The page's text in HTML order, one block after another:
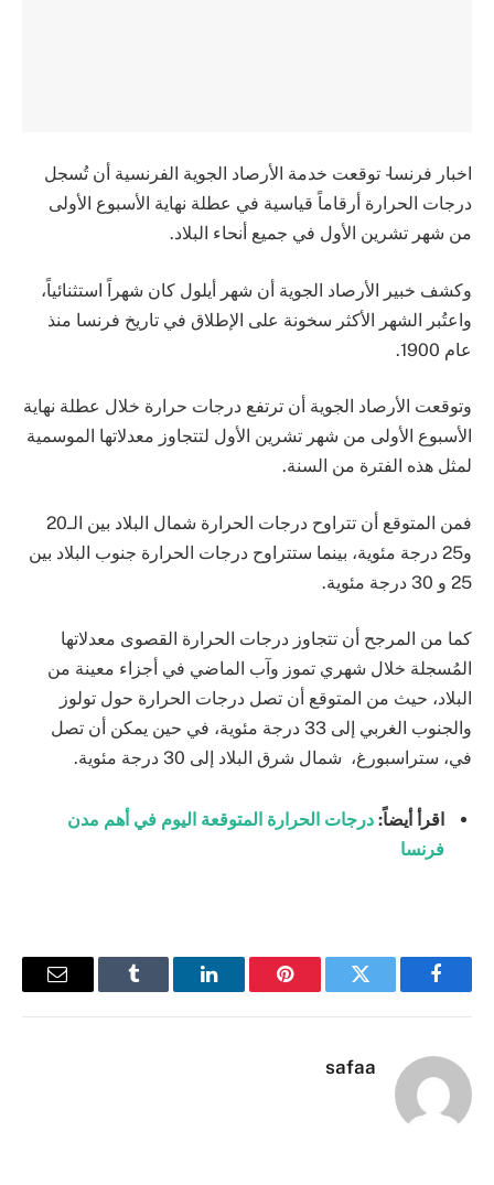
اخبار فرنسا- توقعت خدمة الأرصاد الجوية الفرنسية أن تُسجل
درجات الحرارة أرقاماً قياسية في عطلة نهاية الأسبوع الأولى
من شهر تشرين الأول في جميع أنحاء البلاد.
وكشف خبير الأرصاد الجوية أن شهر أيلول كان شهراً استثنائياً،
واعتُبر الشهر الأكثر سخونة على الإطلاق في تاريخ فرنسا منذ
عام 1900.
وتوقعت الأرصاد الجوية أن ترتفع درجات حرارة خلال عطلة نهاية
الأسبوع الأولى من شهر تشرين الأول لتتجاوز معدلاتها الموسمية
لمثل هذه الفترة من السنة.
فمن المتوقع أن تتراوح درجات الحرارة شمال البلاد بين الـ20
و25 درجة مئوية، بينما ستتراوح درجات الحرارة جنوب البلاد بين
25 و 30 درجة مئوية.
كما من المرجح أن تتجاوز درجات الحرارة القصوى معدلاتها
المُسجلة خلال شهري تموز وآب الماضي في أجزاء معينة من
البلاد، حيث من المتوقع أن تصل درجات الحرارة حول تولوز
والجنوب الغربي إلى 33 درجة مئوية، في حين يمكن أن تصل
في، ستراسبورغ، شمال شرق البلاد إلى 30 درجة مئوية.
اقرأ أيضاً: درجات الحرارة المتوقعة اليوم في أهم مدن
فرنسا
فيسبوك تويتر بينتيريستلينكدإن Tumblr
البريد
safaa